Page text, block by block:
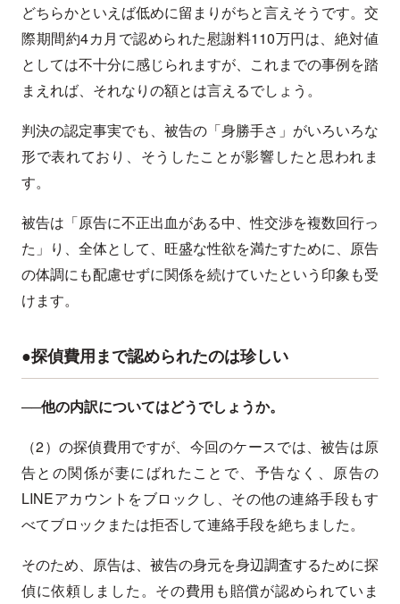
どちらかといえば低めに留まりがちと言えそうです。交
際期間約4カ月で認められた慰謝料110万円は、絶対値
としては不十分に感じられますが、これまでの事例を踏
まえれば、それなりの額とは言えるでしょう。
判決の認定事実でも、被告の「身勝手さ」がいろいろな
形で表れており、そうしたことが影響したと思われま
す。
被告は「原告に不正出血がある中、性交渉を複数回行っ
た」り、全体として、旺盛な性欲を満たすために、原告
の体調にも配慮せずに関係を続けていたという印象も受
けます。
●探偵費用まで認められたのは珍しい
──他の内訳についてはどうでしょうか。
（2）の探偵費用ですが、今回のケースでは、被告は原
告との関係が妻にばれたことで、予告なく、原告の
LINEアカウントをブロックし、その他の連絡手段もす
べてブロックまたは拒否して連絡手段を絶ちました。
そのため、原告は、被告の身元を身辺調査するために探
偵に依頼しました。その費用も賠償が認められていま